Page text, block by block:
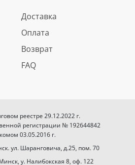
Доставка
Оплата
Возврат
FAQ
реестре 29.12.2022 г.
регистрации № 192644842
03.05.2016 г.
ул. Шаранговича, д.25, пом. 70
у. Налибокская 8, оф. 122